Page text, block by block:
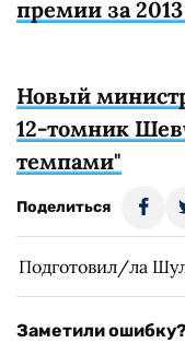
премии за
Новый
12-томник
темпами"
Поделиться
Подготовил/ла
Заметили ошибку?